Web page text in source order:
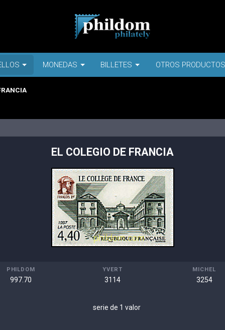
MONEDAS BILLETES OTROS PRODUCTOS
EL COLEGIO DE FRANCIA
PHILDOM
997.70
YVERT
3114
MICHEL
3254
serie de 1 valor